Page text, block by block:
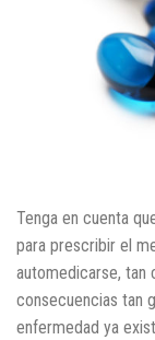
Tenga en cuenta
para prescribir el
automedicarse, tan
consecuencias tan
enfermedad ya